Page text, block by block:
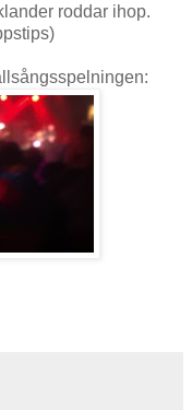
roddar ihop.